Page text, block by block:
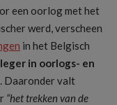
een oorlog met het
werd, verscheen
in het Belgisch
leger in oorlogs- en
. Daaronder valt
“het trekken van de